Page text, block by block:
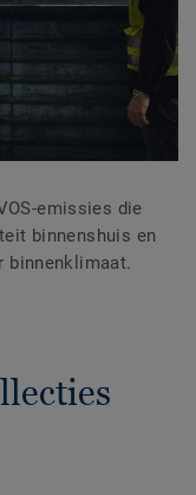
emissies die
binnenshuis en
binnenklimaat.